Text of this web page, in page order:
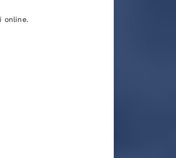
online.